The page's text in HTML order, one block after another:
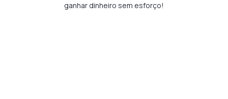
ganhar dinheiro sem esforço!